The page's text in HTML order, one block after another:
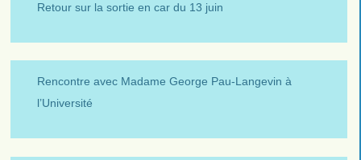
Retour sur la sortie en car du 13 juin
Rencontre avec Madame George Pau-Langevin à
l’Université